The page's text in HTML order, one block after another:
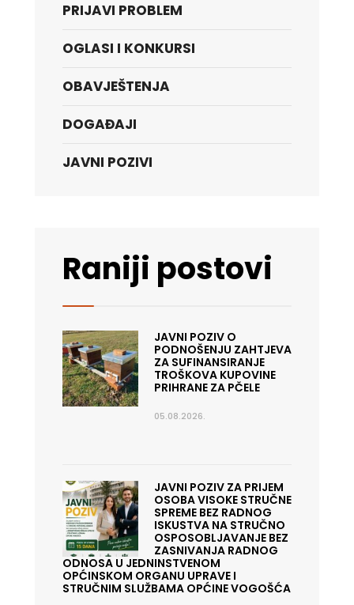
PRIJAVI PROBLEM
OGLASI I KONKURSI
OBAVJEŠTENJA
DOGAĐAJI
JAVNI POZIVI
Raniji postovi
JAVNI POZIV O
PODNOŠENJU ZAHTJEVA
ZA SUFINANSIRANJE
TROŠKOVA KUPOVINE
PRIHRANE ZA PČELE
05.08.2026.
JAVNI POZIV ZA PRIJEM
OSOBA VISOKE STRUČNE
SPREME BEZ RADNOG
ISKUSTVA NA STRUČNO
OSPOSOBLJAVANJE BEZ
ZASNIVANJA RADNOG
ODNOSA U JEDNINSTVENOM
OPĆINSKOM ORGANU UPRAVE I
STRUČNIM SLUŽBAMA OPĆINE VOGOŠĆA